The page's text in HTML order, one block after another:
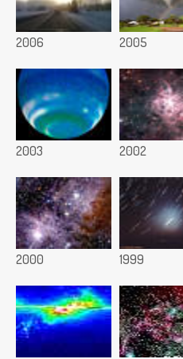
2006 2005
2003 2002
2000 1999